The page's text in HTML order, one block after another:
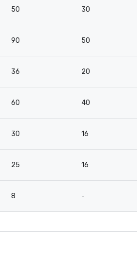
50 30
90 50
36 20
60 40
30 16
25 16
8 -